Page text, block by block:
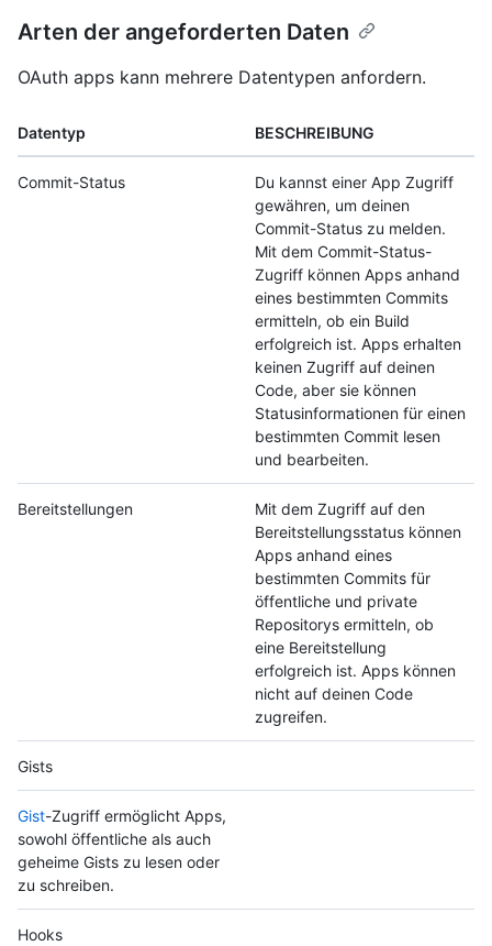
Arten der angeforderten Daten
OAuth apps kann mehrere Datentypen anfordern.
Datentyp BESCHREIBUNG
Commit-Status
Du kannst einer App Zugriff
gewähren, um deinen
Commit-Status zu melden.
Mit dem Commit-Status-
Zugriff können Apps anhand
eines bestimmten Commits
ermitteln, ob ein Build
erfolgreich ist. Apps erhalten
keinen Zugriff auf deinen
Code, aber sie können
Statusinformationen für einen
bestimmten Commit lesen
und bearbeiten.
Bereitstellungen
Mit dem Zugriff auf den
Bereitstellungsstatus können
Apps anhand eines
bestimmten Commits für
öffentliche und private
Repositorys ermitteln, ob
eine Bereitstellung
erfolgreich ist. Apps können
nicht auf deinen Code
zugreifen.
Gists
Gist-Zugriff ermöglicht Apps,
sowohl öffentliche als auch
geheime Gists zu lesen oder
zu schreiben.
Hooks